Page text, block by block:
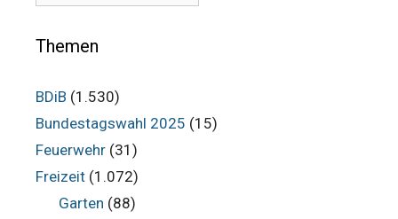
Archiv
Themen
BDiB (1.530)
Bundestagswahl 2025 (15)
Feuerwehr (31)
Freizeit (1.072)
Garten (88)